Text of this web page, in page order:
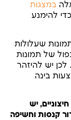
במצגות
להימנע
שעלולות
של תמונות
לכן יש להיזהר
בינה
יש
קנסות וחשיפה